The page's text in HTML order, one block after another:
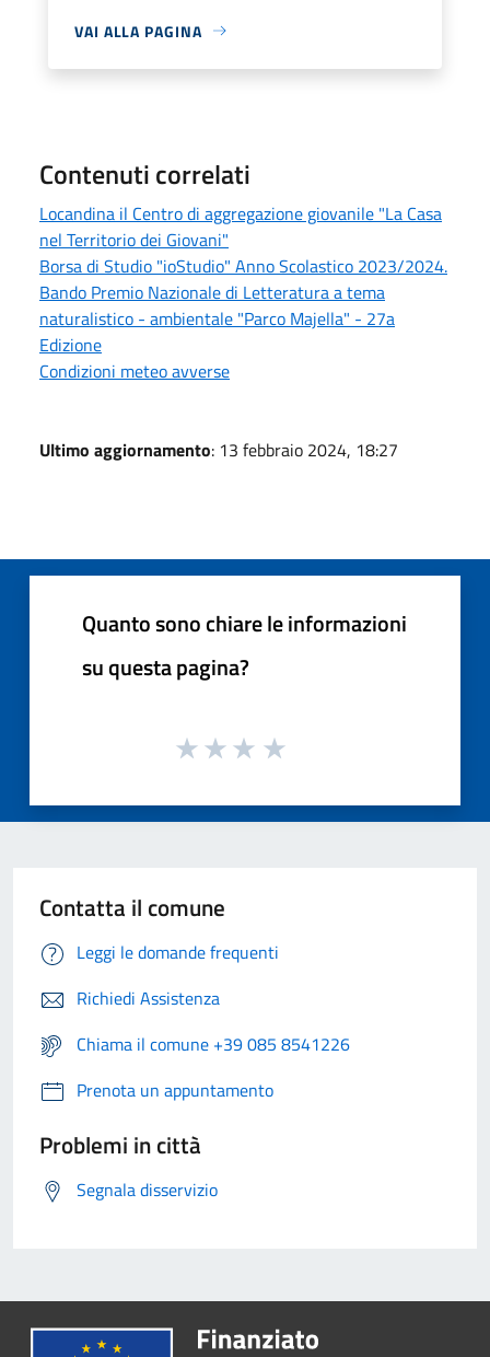
VAI ALLA PAGINA
Contenuti correlati
Locandina il Centro di aggregazione giovanile "La Casa
nel Territorio dei Giovani"
Borsa di Studio "ioStudio" Anno Scolastico 2023/2024.
Bando Premio Nazionale di Letteratura a tema
naturalistico - ambientale "Parco Majella" - 27a
Edizione
Condizioni meteo avverse
Ultimo aggiornamento: 13 febbraio 2024, 18:27
Quanto sono chiare le informazioni
su questa pagina?
Contatta il comune
Leggi le domande frequenti
Richiedi Assistenza
Chiama il comune +39 085 8541226
Prenota un appuntamento
Problemi in città
Segnala disservizio